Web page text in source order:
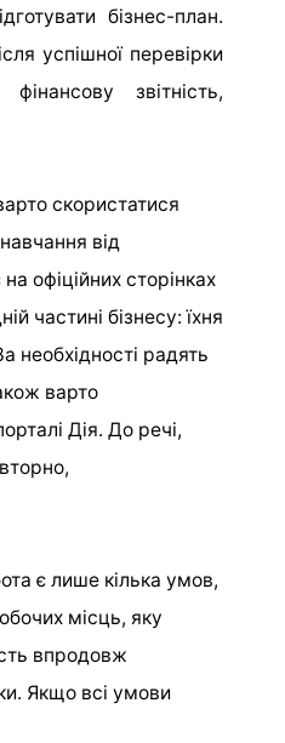
бізнес-план.
успішної перевірки
звітність,
скористатися
від
офіційних сторінках
частині бізнесу: їхня
необхідності радять
варто
Дія. До речі,
є лише кілька умов,
місць, яку
впродовж
Якщо всі умови